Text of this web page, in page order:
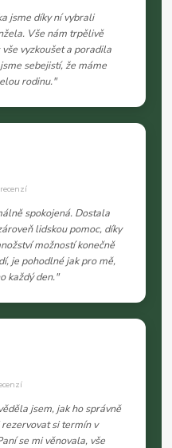
jsme díky ní vybrali
Vše nám trpělivě
vyzkoušet a poradila
sebejistí, že máme
rodinu."
spokojená. Dostala
lidskou pomoc, díky
možností konečně
je pohodlné jak pro mě,
každý den."
jsem, jak ho správně
si termín v
se mi věnovala, vše